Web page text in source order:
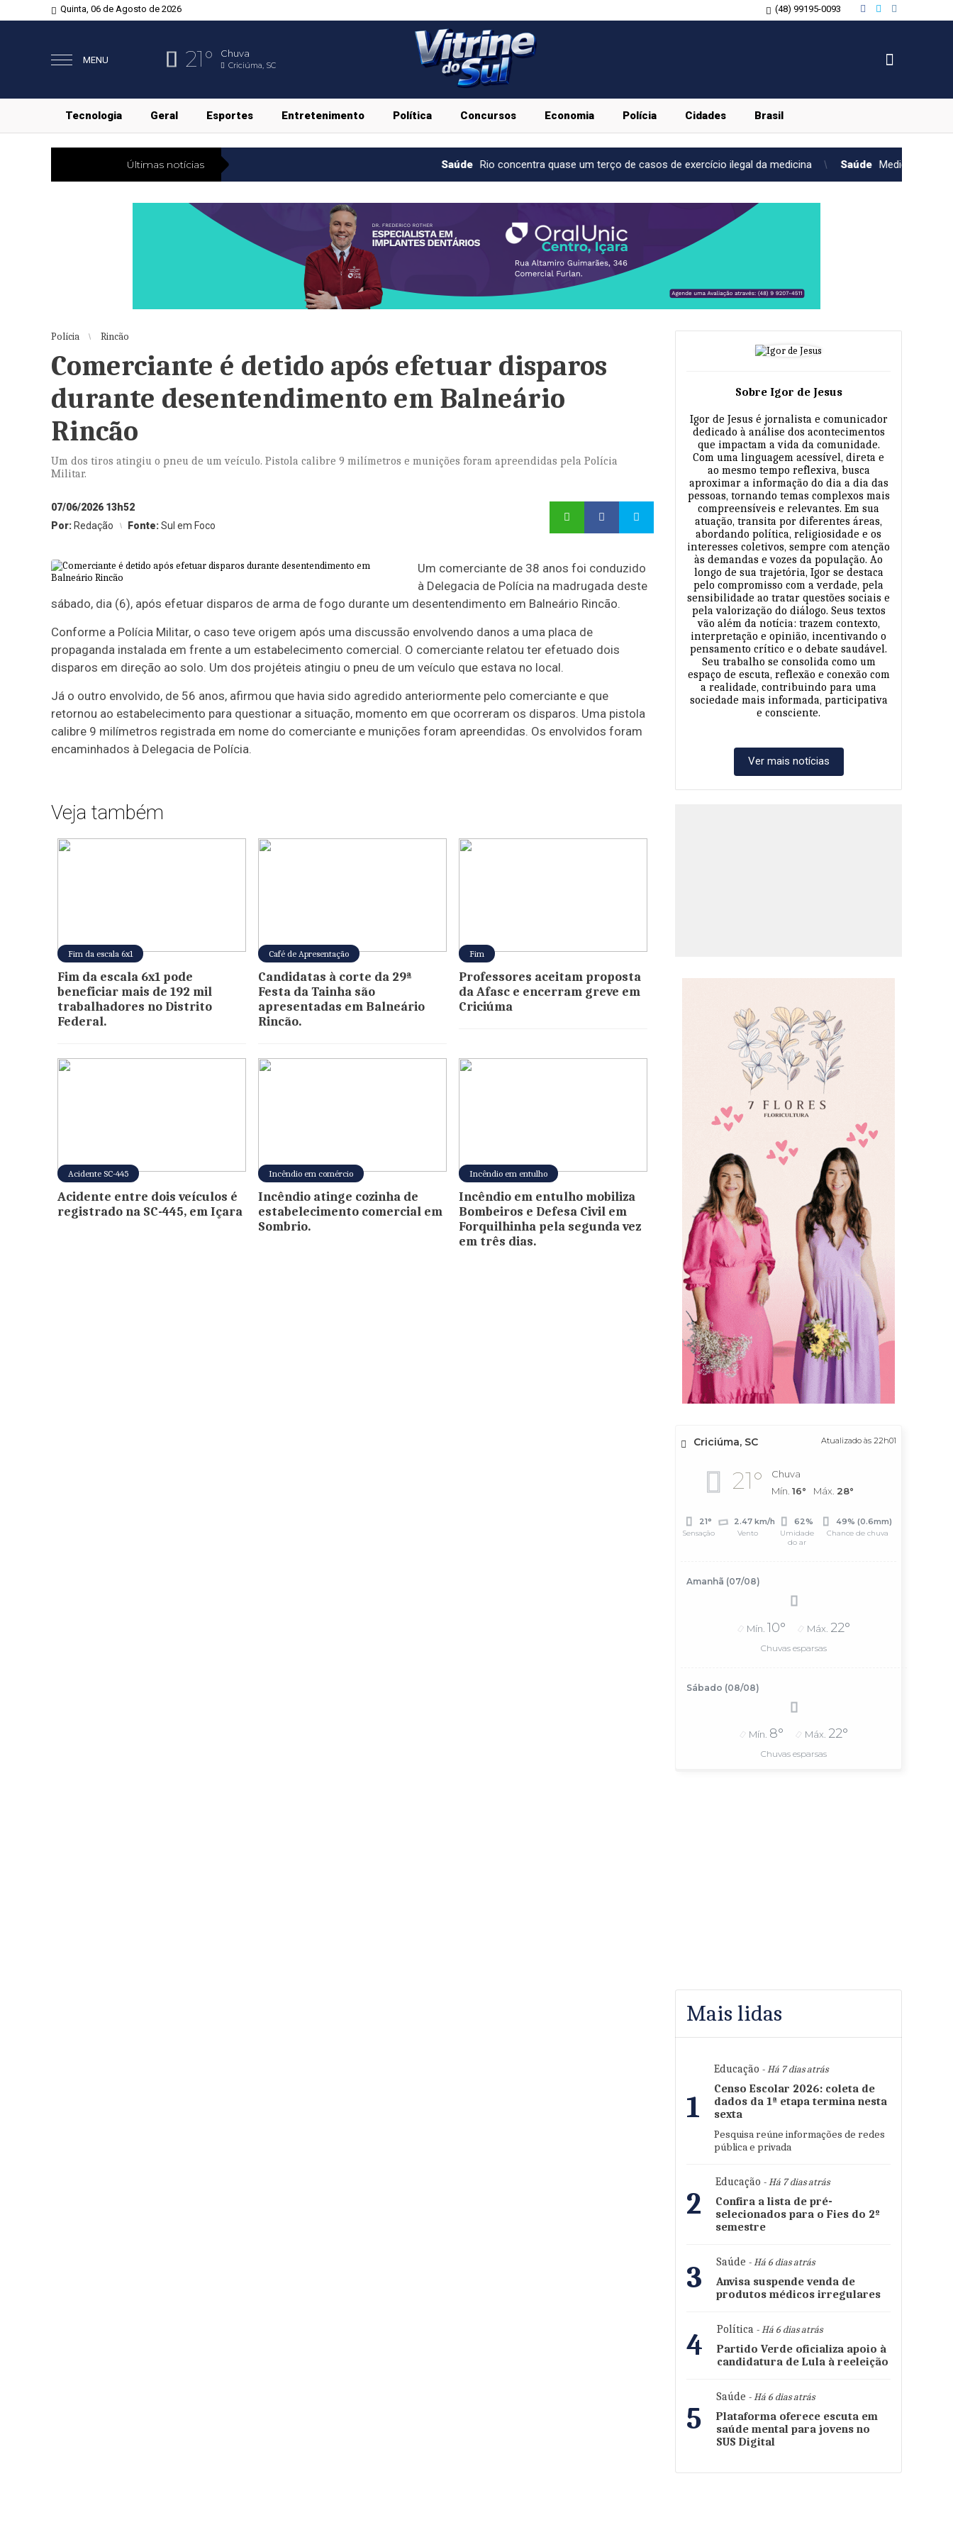
Quinta, 06 de Agosto de 2026 (48) 99195-0093
MENU 21° Chuva
Criciúma, SC
Tecnologia Geral Esportes Entretenimento Política Concursos Economia Polícia Cidades Brasil
Últimas notícias Rio concentra quase um terço de casos de exercício ilegal da medicina Saúde Medicamento reduz em até
Polícia Rincão
Comerciante é detido após efetuar disparos
durante desentendimento em Balneário
Rincão
Um dos tiros atingiu o pneu de um veículo. Pistola calibre 9 milímetros e munições foram apreendidas pela Polícia
Militar.
07/06/2026 13h52
Por: Redação Fonte:Sul em Foco
Um comerciante de 38 anos foi conduzido
à Delegacia de Polícia na madrugada deste
sábado, dia (6), após efetuar disparos de arma de fogo durante um desentendimento em Balneário Rincão.
Conforme a Polícia Militar, o caso teve origem após uma discussão envolvendo danos a uma placa de
propaganda instalada em frente a um estabelecimento comercial. O comerciante relatou ter efetuado dois
disparos em direção ao solo. Um dos projéteis atingiu o pneu de um veículo que estava no local.
Já o outro envolvido, de 56 anos, afirmou que havia sido agredido anteriormente pelo comerciante e que
retornou ao estabelecimento para questionar a situação, momento em que ocorreram os disparos. Uma pistola
calibre 9 milímetros registrada em nome do comerciante e munições foram apreendidas. Os envolvidos foram
encaminhados à Delegacia de Polícia.
Veja também
Fim da escala 6x1
Fim da escala 6x1 pode
beneficiar mais de 192 mil
trabalhadores no Distrito
Federal.
Café de Apresentação
Candidatas à corte da 29ª
Festa da Tainha são
apresentadas em Balneário
Rincão.
Fim
Professores aceitam proposta
da Afasc e encerram greve em
Criciúma
Acidente SC-445
Acidente entre dois veículos é
registrado na SC-445, em Içara
Incêndio em comércio
Incêndio atinge cozinha de
estabelecimento comercial em
Sombrio.
Incêndio em entulho
Incêndio em entulho mobiliza
Bombeiros e Defesa Civil em
Forquilhinha pela segunda vez
em três dias.
Sobre Igor de Jesus
Igor de Jesus é jornalista e comunicador
dedicado à análise dos acontecimentos
que impactam a vida da comunidade.
Com uma linguagem acessível, direta e
ao mesmo tempo reflexiva, busca
aproximar a informação do dia a dia das
pessoas, tornando temas complexos mais
compreensíveis e relevantes. Em sua
atuação, transita por diferentes áreas,
abordando política, religiosidade e os
interesses coletivos, sempre com atenção
às demandas e vozes da população. Ao
longo de sua trajetória, Igor se destaca
pelo compromisso com a verdade, pela
sensibilidade ao tratar questões sociais e
pela valorização do diálogo. Seus textos
vão além da notícia: trazem contexto,
interpretação e opinião, incentivando o
pensamento crítico e o debate saudável.
Seu trabalho se consolida como um
espaço de escuta, reflexão e conexão com
a realidade, contribuindo para uma
sociedade mais informada, participativa
e consciente.
Ver mais notícias
Criciúma, SC Atualizado às 22h01
21°
Chuva
Mín. 16° Máx. 28°
21°
Sensação
2.47 km/h
Vento
62%
Umidade
do ar
49% (0.6mm)
Chance de chuva
Amanhã (07/08)
Mín. 10° Máx. 22°
Chuvas esparsas
Sábado (08/08)
Mín. 8° Máx. 22°
Chuvas esparsas
Mais lidas
1
Educação - Há 7 dias atrás
Censo Escolar 2026: coleta de
dados da 1ª etapa termina nesta
sexta
Pesquisa reúne informações de redes
pública e privada
2
Educação - Há 7 dias atrás
Confira a lista de pré-
selecionados para o Fies do 2º
semestre
3 Saúde - Há 6 dias atrás
Anvisa suspende venda de
produtos médicos irregulares
4 Política - Há 6 dias atrás
Partido Verde oficializa apoio à
candidatura de Lula à reeleição
5
Saúde - Há 6 dias atrás
Plataforma oferece escuta em
saúde mental para jovens no
SUS Digital